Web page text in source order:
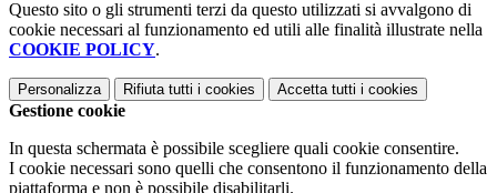
Questo sito o gli strumenti terzi da questo utilizzati si avvalgono di
cookie necessari al funzionamento ed utili alle finalità illustrate nella
COOKIE POLICY.
Personalizza Rifiuta tutti i cookies Accetta tutti i cookies
Gestione cookie
In questa schermata è possibile scegliere quali cookie consentire.
I cookie necessari sono quelli che consentono il funzionamento della
piattaforma e non è possibile disabilitarli.